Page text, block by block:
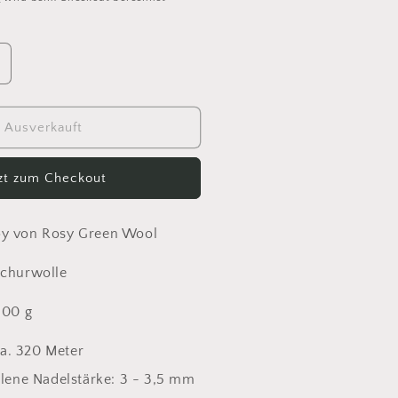
Ausverkauft
zum Checkout
von Rosy Green Wool
g
320 Meter
Nadelstärke: 3 - 3,5 mm